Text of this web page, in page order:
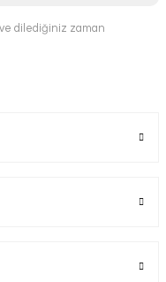
ve dilediğiniz zaman